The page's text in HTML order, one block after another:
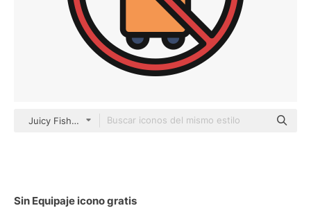
Juicy Fish Lineal color
Sin Equipaje icono gratis